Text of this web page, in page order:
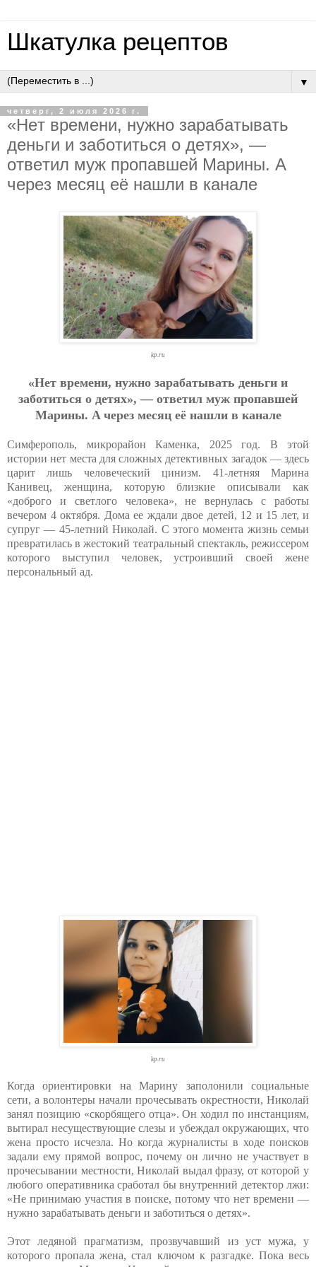
Шкатулка рецептов
▼
четверг, 2 июля 2026 г.
«Нeт вpeмeни, нужнo зapaбaтывaть
дeньги и зaбoтитьcя o дeтях», —
oтвeтил муж пpoпaвшeй Мapины. A
чepeз мecяц eё нaшли в кaнaлe
kp.ru
«Нeт вpeмeни, нужнo зapaбaтывaть дeньги и
зaбoтитьcя o дeтях», — oтвeтил муж пpoпaвшeй
Мapины. A чepeз мecяц eё нaшли в кaнaлe
Симферополь, микрорайон Каменка, 2025 год. В этой
истории нет места для сложных детективных загадок — здесь
царит лишь человеческий цинизм. 41-летняя Марина
Канивец, женщина, которую близкие описывали как
«доброго и светлого человека», не вернулась с работы
вечером 4 октября. Дома ее ждали двое детей, 12 и 15 лет, и
супруг — 45-летний Николай. С этого момента жизнь семьи
превратилась в жестокий театральный спектакль, режиссером
которого выступил человек, устроивший своей жене
персональный ад.
kp.ru
Когда ориентировки на Марину заполонили социальные
сети, а волонтеры начали прочесывать окрестности, Николай
занял позицию «скорбящего отца». Он ходил по инстанциям,
вытирал несуществующие слезы и убеждал окружающих, что
жена просто исчезла. Но когда журналисты в ходе поисков
задали ему прямой вопрос, почему он лично не участвует в
прочесывании местности, Николай выдал фразу, от которой у
любого оперативника сработал бы внутренний детектор лжи:
«Не принимаю участия в поиске, потому что нет времени —
нужно зарабатывать деньги и заботиться о детях».
Этот ледяной прагматизм, прозвучавший из уст мужа, у
которого пропала жена, стал ключом к разгадке. Пока весь